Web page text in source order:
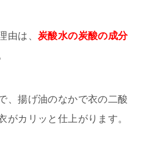
由は、 炭酸水の炭酸の成分
、揚げ油のなかで衣の二酸
がカリッと仕上がります。